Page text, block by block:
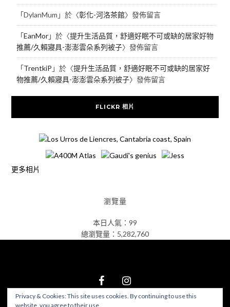
「DylanMum 」於〈彰化-河洛茶館〉發佈留言
「EanMor」於〈提升生活品質，舒適好眠不可或缺的居家好物
推薦/久賴寢具-澎澎雲朵系列被子〉發佈留言
「TrentkiP 」於〈提升生活品質，舒適好眠不可或缺的居家好
物推薦/久賴寢具-澎澎雲朵系列被子〉發佈留言
FLICKR 相片
更多相片
瀏覽量
本日人氣：99
總瀏覽量：5,282,760
Privacy & Cookies: This site uses cookies. By continuing to use this
website, you agree to their use.